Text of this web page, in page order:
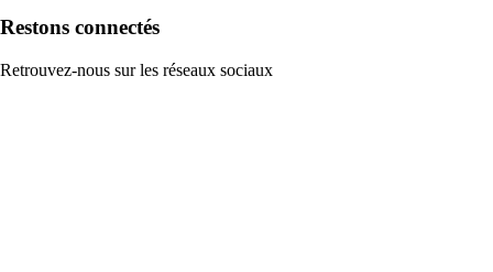
Restons connectés
Retrouvez-nous sur les réseaux sociaux